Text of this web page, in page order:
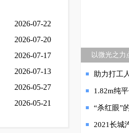
2026-07-22
2026-07-20
2026-07-17
2026-07-13
2026-05-27
2026-05-21
以微光之力
助力打工人年
1.82m纯平
“杀红眼”的
2021长城